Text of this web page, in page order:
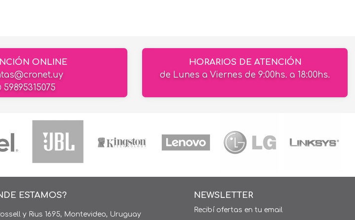
ONLINE
59895315075
HORARIOS DE ATENCIÓN
de Lunes a Viernes de 9:00hs. a 18:00hs.
ESTAMOS?
y Rius 1695, Montevideo, Uruguay
NEWSLETTER
Recibí ofertas en tu email